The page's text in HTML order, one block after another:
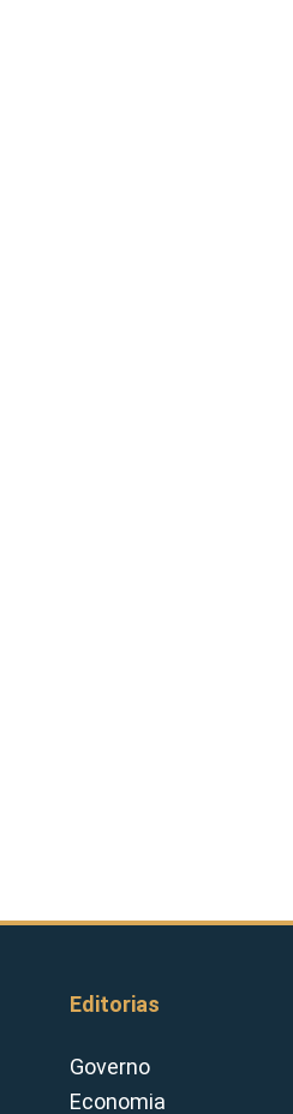
Editorias
Governo
Economia